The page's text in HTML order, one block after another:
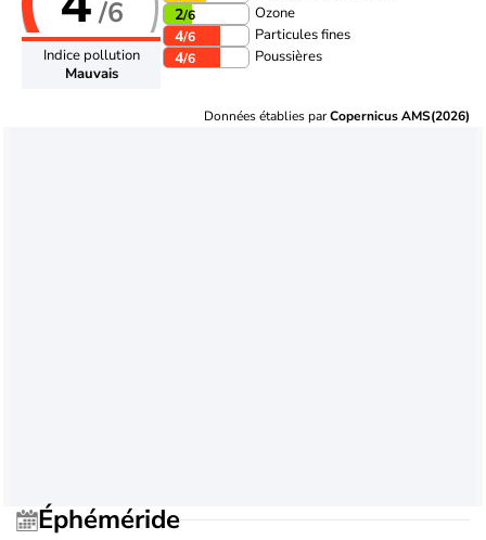
/6
Indice pollution
Mauvais
2/6 Ozone
4/6 Particules fines
4/6 Poussières
Données établies parCopernicus AMS(2026)
Éphéméride